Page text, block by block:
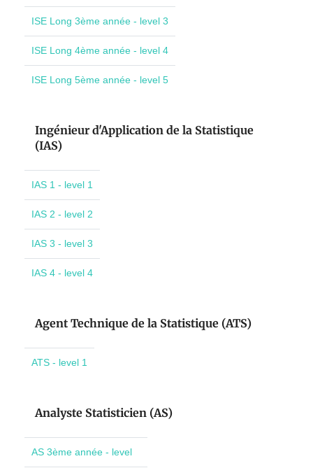
ISE Long 3ème année - level 3
ISE Long 4ème année - level 4
ISE Long 5ème année - level 5
Ingénieur d'Application de la Statistique
(IAS)
IAS 1 - level 1
IAS 2 - level 2
IAS 3 - level 3
IAS 4 - level 4
Agent Technique de la Statistique (ATS)
ATS - level 1
Analyste Statisticien (AS)
AS 3ème année - level